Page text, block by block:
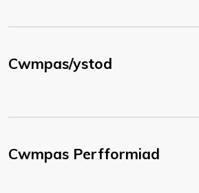
Cwmpas/ystod
Cwmpas Perfformiad